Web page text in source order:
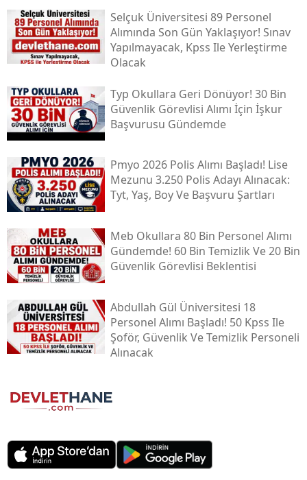
Selçuk Üniversitesi 89 Personel
Alımında Son Gün Yaklaşıyor! Sınav
Yapılmayacak, Kpss Ile Yerleştirme
Olacak
Typ Okullara Geri Dönüyor! 30 Bin
Güvenlik Görevlisi Alımı İçin İşkur
Başvurusu Gündemde
Pmyo 2026 Polis Alımı Başladı! Lise
Mezunu 3.250 Polis Adayı Alınacak:
Tyt, Yaş, Boy Ve Başvuru Şartları
Meb Okullara 80 Bin Personel Alımı
Gündemde! 60 Bin Temizlik Ve 20 Bin
Güvenlik Görevlisi Beklentisi
Abdullah Gül Üniversitesi 18
Personel Alımı Başladı! 50 Kpss Ile
Şoför, Güvenlik Ve Temizlik Personeli
Alınacak